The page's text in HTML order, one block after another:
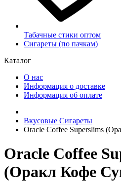
Табачные стики оптом
Сигареты (по пачкам)
Каталог
О нас
Информация о доставке
Информация об оплате
Вкусовые Сигареты
Oracle Coffee Superslims
Oracle Coffee
(Оракл Кофе